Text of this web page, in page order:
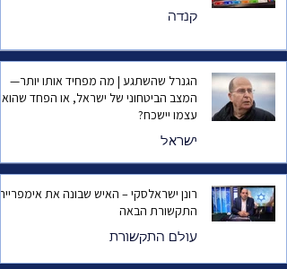
קנדה
הגנרל שהשתגע | מה מפחיד אותו יותר—
המצב הביטחוני של ישראל, או הפחד שהוא
עצמו יישכח?
ישראל
רונן ישראלסקי – האיש שבונה את
התקשורת הבאה
עולם התקשורת